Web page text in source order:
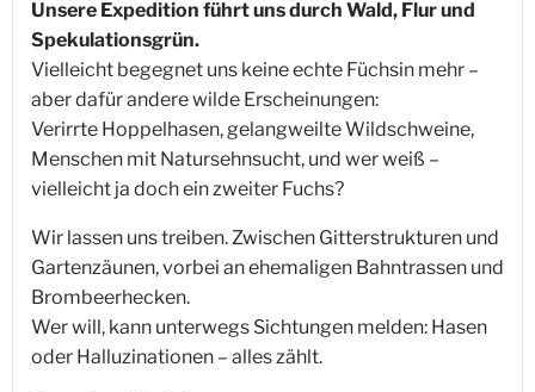
Unsere Expedition führt uns durch Wald, Flur und
Spekulationsgrün.
Vielleicht begegnet uns keine echte Füchsin mehr –
aber dafür andere wilde Erscheinungen:
Verirrte Hoppelhasen, gelangweilte Wildschweine,
Menschen mit Natursehnsucht, und wer weiß –
vielleicht ja doch ein zweiter Fuchs?
Wir lassen uns treiben. Zwischen Gitterstrukturen und
Gartenzäunen, vorbei an ehemaligen Bahntrassen und
Brombeerhecken.
Wer will, kann unterwegs Sichtungen melden: Hasen
oder Halluzinationen – alles zählt.